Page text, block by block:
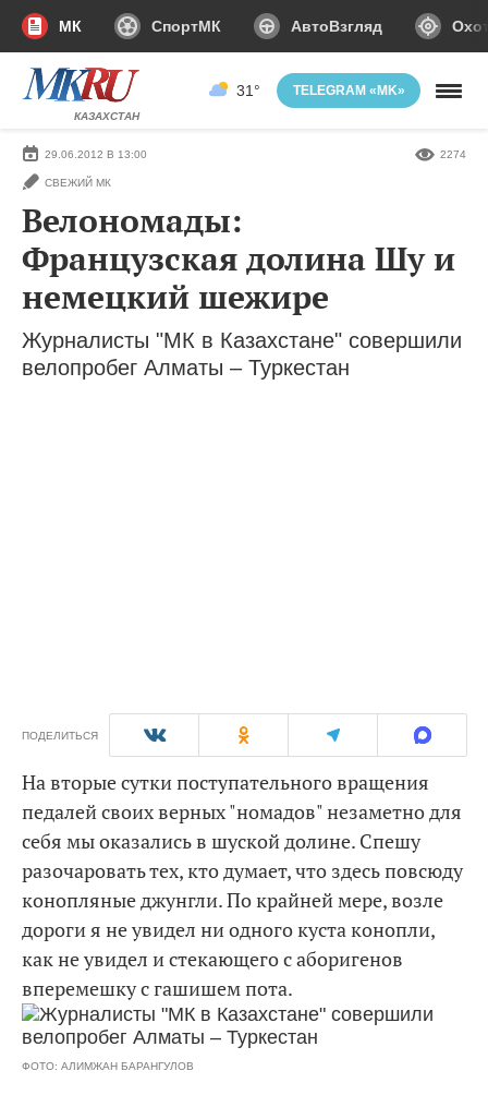
МК СпортМК АвтоВзгляд
КАЗАХСТАН
31° TELEGRAM «MK»
29.06.2012 В 13:00
СВЕЖИЙ МК
2274
Велономады:
Французская долина Шу и
немецкий шежире
Журналисты "МК в Казахстане" совершили
велопробег Алматы – Туркестан
ПОДЕЛИТЬСЯ
На вторые сутки поступательного вращения
педалей своих верных "номадов" незаметно для
себя мы оказались в шуской долине. Спешу
разочаровать тех, кто думает, что здесь повсюду
конопляные джунгли. По крайней мере, возле
дороги я не увидел ни одного куста конопли,
как не увидел и стекающего с аборигенов
вперемешку с гашишем пота.
ФОТО: АЛИМЖАН БАРАНГУЛОВ